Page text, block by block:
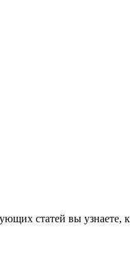
статей вы узнаете,